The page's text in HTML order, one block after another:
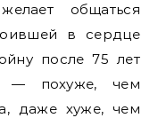
общаться
в сердце
после 75 лет
— похуже, чем
даже хуже, чем